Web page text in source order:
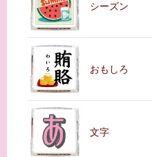
シーズン
おもしろ
文字